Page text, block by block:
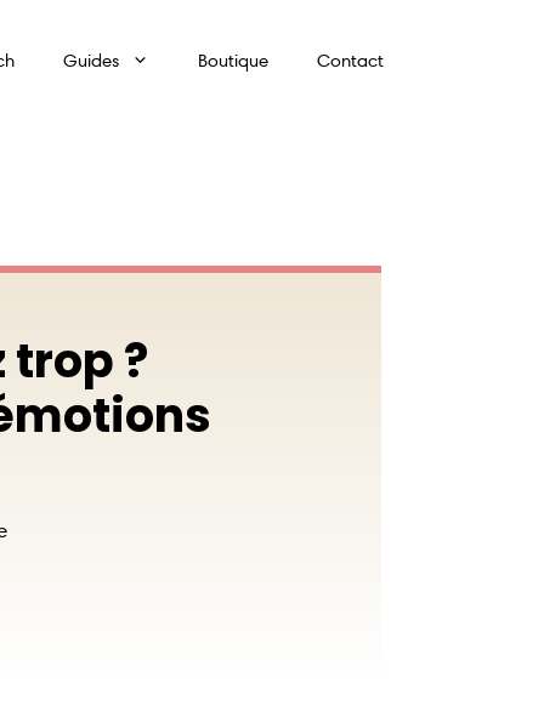
Guides Boutique Contact
?